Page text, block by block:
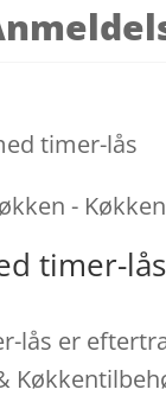
timer-lås
-
timer-
lås er